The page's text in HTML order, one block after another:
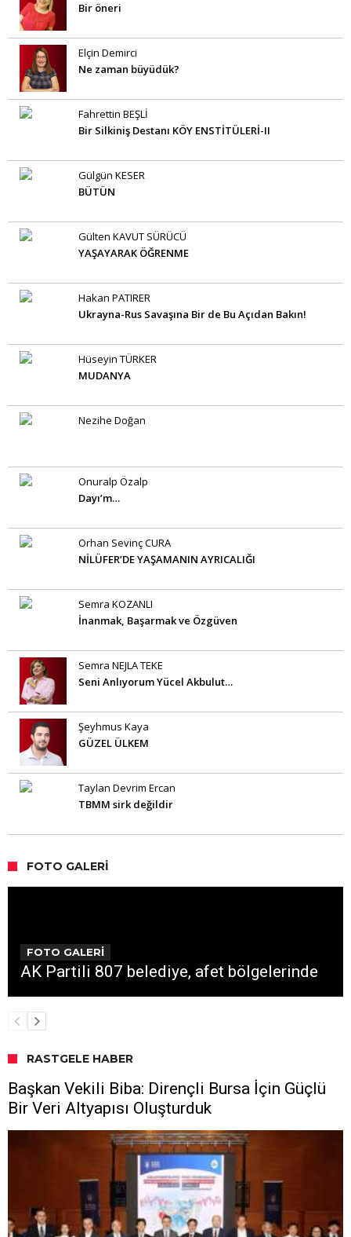
Bir öneri
Elçin Demirci
Ne zaman büyüdük?
Fahrettin BEŞLİ
Bir Silkiniş Destanı KÖY ENSTİTÜLERİ-II
Gülgün KESER
BÜTÜN
Gülten KAVUT SÜRÜCÜ
YAŞAYARAK ÖĞRENME
Hakan PATIRER
Ukrayna-Rus Savaşına Bir de Bu Açıdan Bakın!
Hüseyin TÜRKER
MUDANYA
Nezihe Doğan
Onuralp Özalp
Dayı’m…
Orhan Sevinç CURA
NİLÜFER’DE YAŞAMANIN AYRICALIĞI
Semra KOZANLI
İnanmak, Başarmak ve Özgüven
Semra NEJLA TEKE
Seni Anlıyorum Yücel Akbulut…
Şeyhmus Kaya
GÜZEL ÜLKEM
Taylan Devrim Ercan
TBMM sirk değildir
FOTO GALERI
FOTO GALERİ
AK Partili 807 belediye, afet bölgelerinde
RASTGELE HABER
Başkan Vekili Biba: Dirençli Bursa İçin Güçlü
Bir Veri Altyapısı Oluşturduk